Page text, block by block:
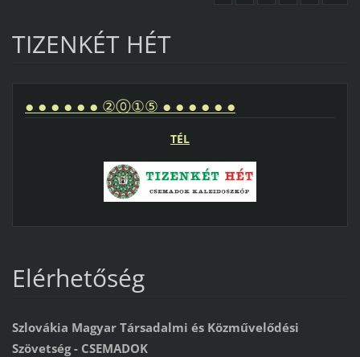
TIZENKÉT HÉT
● ● ● ● ● ● ②⓪①⑤ ● ● ● ● ● ●
TÉL
Elérhetőség
Szlovákia Magyar Társadalmi és Közművelődési
Szövetség - CSEMADOK